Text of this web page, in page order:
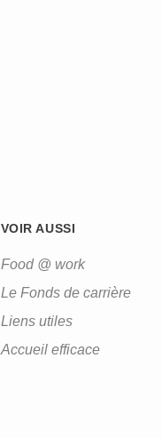
VOIR AUSSI
Food @ work
Le Fonds de carrière
Liens utiles
Accueil efficace